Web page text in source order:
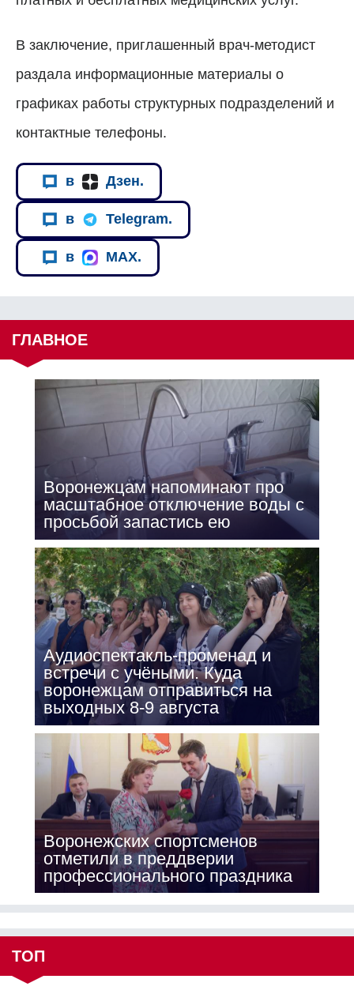
В заключение, приглашенный врач-методист
раздала информационные материалы о
графиках работы структурных подразделений и
контактные телефоны.
в Дзен.
в Telegram.
в MAX.
ГЛАВНОЕ
Воронежцам напоминают про
масштабное отключение воды с
просьбой запастись ею
Аудиоспектакль-променад и
встречи с учёными. Куда
воронежцам отправиться на
выходных 8-9 августа
Воронежских спортсменов
отметили в преддверии
профессионального праздника
ТОП